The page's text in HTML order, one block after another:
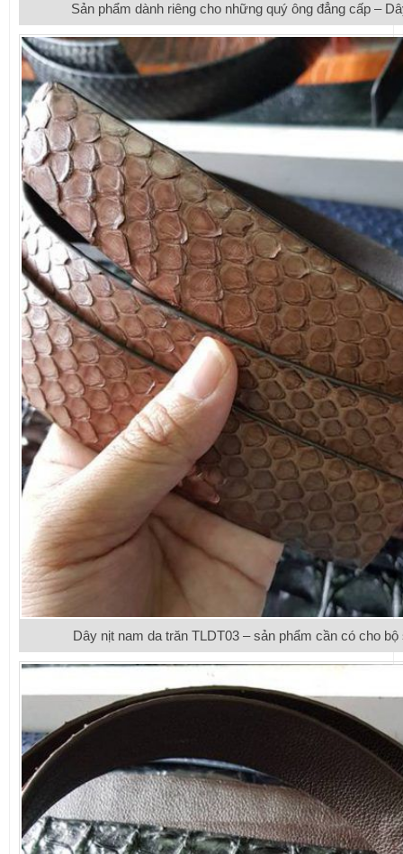
Sản phẩm dành riêng cho những quý ông đẳng cấp –
Dây nịt nam da trăn TLDT03 – sản phẩm cần có cho